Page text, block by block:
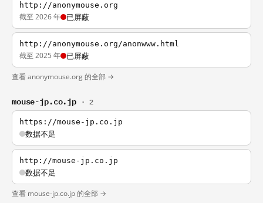
http://anonymouse.org
截至 2026 年 已屏蔽
http://anonymouse.org/anonwww.html
截至 2025 年 已屏蔽
查看 anonymouse.org 的全部 →
mouse-jp.co.jp · 2
https://mouse-jp.co.jp
数据不足
http://mouse-jp.co.jp
数据不足
查看 mouse-jp.co.jp 的全部 →